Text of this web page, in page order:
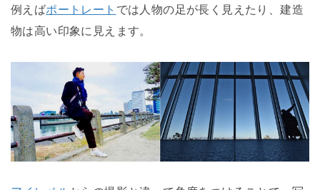
例えばポートレート では人物の足が長く見えたり、建造
物は高い印象に見えます。